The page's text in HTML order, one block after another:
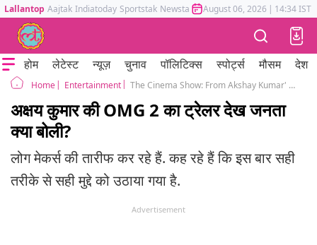
Lallantop Aajtak Indiatoday Sportstak Newstak Mumbai Tak Astrotak
August 06, 2026 | 14:34 IST
होम लेटेस्ट न्यूज़ चुनाव पॉलिटिक्स स्पोर्ट्स मौसम देश
Home Entertainment The Cinema Show: From Akshay Kumar' OMG 2 trailer to Tum Kya Mile song and Heart of Stone update
अक्षय कुमार की OMG 2 का ट्रेलर देख जनता
क्या बोली?
लोग मेकर्स की तारीफ कर रहे हैं. कह रहे हैं कि इस बार सही
तरीके से सही मुद्दे को उठाया गया है.
Advertisement